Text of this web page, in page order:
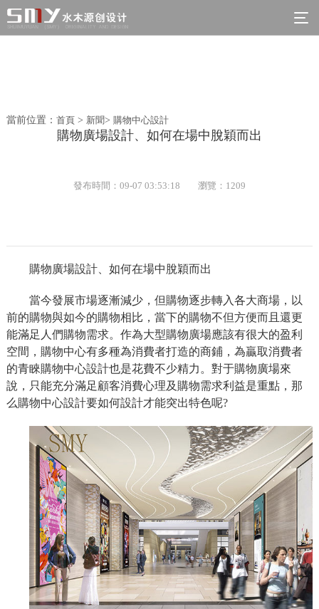
當前位置： 首頁> 新聞> 購物中心設計
購物廣場設計、如何在場中脫穎而出
發布時間：09-07 03:53:18 瀏覽：1209
購物廣場設計、如何在場中脫穎而出
當今發展市場逐漸減少，但購物逐步轉入各大商場，以
前的購物與如今的購物相比，當下的購物不但方便而且還更
能滿足人們購物需求。作為大型購物廣場應該有很大的盈利
空間，購物中心有多種為消費者打造的商鋪，為贏取消費者
的青睞購物中心設計也是花費不少精力。對于購物廣場來
說，只能充分滿足顧客消費心理及購物需求利益是重點，那
么購物中心設計要如何設計才能突出特色呢?